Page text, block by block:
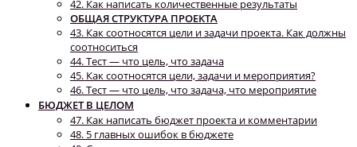
42. Как написать количественные результаты
ОБЩАЯ СТРУКТУРА ПРОЕКТА
43. Как соотносятся цели и задачи проекта. Как должны
соотноситься
44. Тест — что цель, что задача
45. Как соотносятся цели, задачи и мероприятия?
46. Тест — что цель, что задача, что мероприятие
БЮДЖЕТ В ЦЕЛОМ
47. Как написать бюджет проекта и комментарии
48. 5 главных ошибок в бюджете